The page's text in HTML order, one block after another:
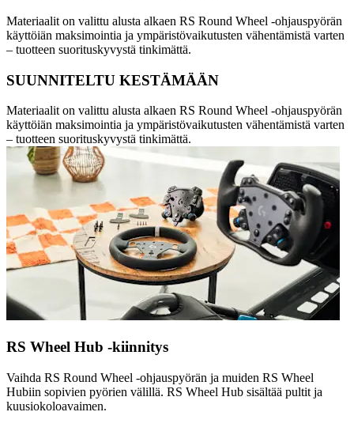
Materiaalit on valittu alusta alkaen RS Round Wheel -ohjauspyörän
käyttöiän maksimointia ja ympäristövaikutusten vähentämistä varten
– tuotteen suorituskyvystä tinkimättä.
SUUNNITELTU KESTÄMÄÄN
Materiaalit on valittu alusta alkaen RS Round Wheel -ohjauspyörän
käyttöiän maksimointia ja ympäristövaikutusten vähentämistä varten
– tuotteen suorituskyvystä tinkimättä.
RS Wheel Hub -kiinnitys
Vaihda RS Round Wheel -ohjauspyörän ja muiden RS Wheel
Hubiin sopivien pyörien välillä. RS Wheel Hub sisältää pultit ja
kuusiokoloavaimen.